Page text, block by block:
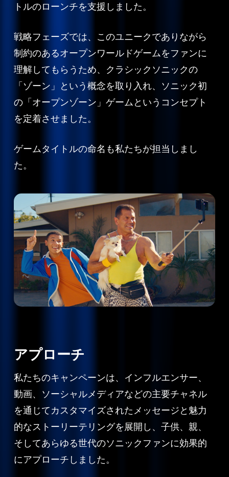
トルのローンチを支援しました。
戦略フェーズでは、このユニークでありながら
制約のあるオープンワールドゲームをファンに
理解してもらうため、クラシックソニックの
「ゾーン」という概念を取り入れ、ソニック初
の「オープンゾーン」ゲームというコンセプト
を定着させました。
ゲームタイトルの命名も私たちが担当しまし
た。
アプローチ
私たちのキャンペーンは、インフルエンサー、
動画、ソーシャルメディアなどの主要チャネル
を通じてカスタマイズされたメッセージと魅力
的なストーリーテリングを展開し、子供、親、
そしてあらゆる世代のソニックファンに効果的
にアプローチしました。